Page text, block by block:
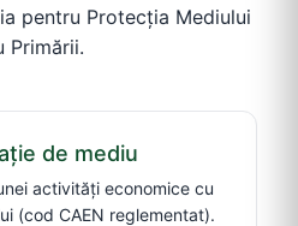
pentru Protecția Mediului
Primării.
de mediu
activități economice cu
(cod CAEN reglementat).